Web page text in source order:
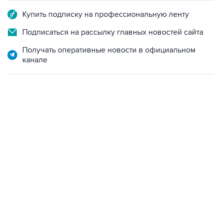
Купить подписку на профессиональную ленту
Подписаться на рассылку главных новостей сайта
Получать оперативные новости в официальном
канале